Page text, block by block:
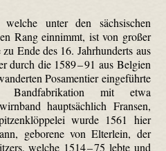
unter den sächsischen
Rang einnimmt, ist von großer
Ende des 16. Jahrhunderts aus
durch die 1589 – 91 aus Belgien
Posamentier eingeführte
Bandfabrikation mit etwa
hauptsächlich Fransen,
wurde 1561 hier
geborene von Elterlein, der
welche 1514 – 75 lebte und